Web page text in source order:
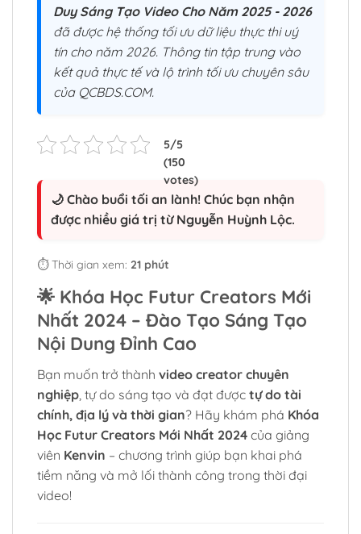
Duy Sáng Tạo Video Cho Năm 2025 - 2026
đã được hệ thống tối ưu dữ liệu thực thi uý
tín cho năm 2026. Thông tin tập trung vào
kết quả thực tế và lộ trình tối ưu chuyên sâu
của QCBDS.COM.
🌙 Chào buổi tối an lành! Chúc bạn nhận
được nhiều giá trị từ Nguyễn Huỳnh Lộc.
⏱️ Thời gian xem: 21 phút
🌟 Khóa Học Futur Creators Mới
Nhất 2024 – Đào Tạo Sáng Tạo
Nội Dung Đỉnh Cao
Bạn muốn trở thành video creator chuyên
nghiệp, tự do sáng tạo và đạt được tự do tài
chính, địa lý và thời gian? Hãy khám phá Khóa
Học Futur Creators Mới Nhất 2024 của giảng
viên Kenvin – chương trình giúp bạn khai phá
tiềm năng và mở lối thành công trong thời đại
video!